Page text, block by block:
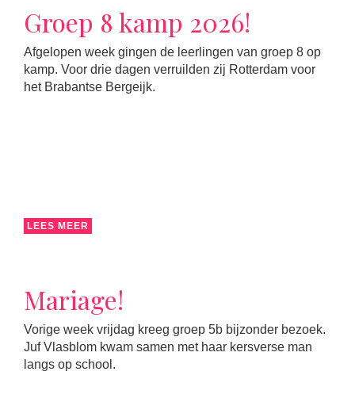
Groep 8 kamp 2026!
Afgelopen week gingen de leerlingen van groep 8 op
kamp. Voor drie dagen verruilden zij Rotterdam voor
het Brabantse Bergeijk.
LEES MEER
Mariage!
Vorige week vrijdag kreeg groep 5b bijzonder bezoek.
Juf Vlasblom kwam samen met haar kersverse man
langs op school.